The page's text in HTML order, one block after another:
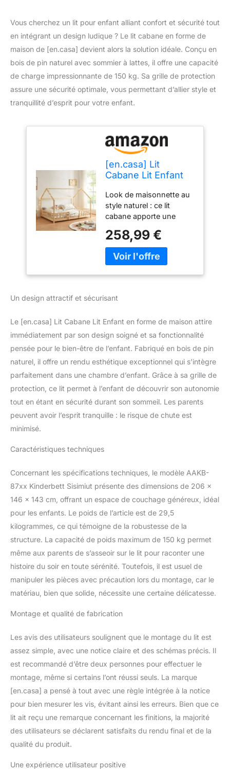
Vous cherchez un lit pour enfant alliant confort et sécurité tout
en intégrant un design ludique ? Le lit cabane en forme de
maison de [en.casa] devient alors la solution idéale. Conçu en
bois de pin naturel avec sommier à lattes, il offre une capacité
de charge impressionnante de 150 kg. Sa grille de protection
assure une sécurité optimale, vous permettant d’allier style et
tranquillité d’esprit pour votre enfant.
[en.casa] Lit
Cabane Lit Enfant
Maison avec
Sommier à Lattes
avec Grille de
Protection
Confortable
Capacité de Charge
150 kg Bois de Pin
Contreplaqué 140 x
Look de maisonnette au
style naturel : ce lit
cabane apporte une
magique à la chambre,
favorisant l’imagination
des plus petits. Bordure
clôture protège
chutes nocturnes. Un
design polyvalent et
tendance : avec ses
style intemporel, ce lit
s’intègre
harmonieusement dans
toutes les chambres
d’enfants, qu’elles soient
douces, modernes ou
permettent une
installation rapide, sans
difficulté particulière.
entretien facile : fabriqué
en bois de pin robuste
avec un sommier en
contreplaqué, ce lit
assure stabilité et
258,99 €
Un design attractif et sécurisant
Le [en.casa] Lit Cabane Lit Enfant en forme de maison attire
immédiatement par son design soigné et sa fonctionnalité
pensée pour le bien-être de l’enfant. Fabriqué en bois de pin
naturel, il offre un rendu esthétique exceptionnel qui s’intègre
parfaitement dans une chambre d’enfant. Grâce à sa grille de
protection, ce lit permet à l’enfant de découvrir son autonomie
tout en étant en sécurité durant son sommeil. Les parents
peuvent avoir l’esprit tranquille : le risque de chute est
minimisé.
Caractéristiques techniques
Concernant les spécifications techniques, le modèle AAKB-
87xx Kinderbett Sisimiut présente des dimensions de 206 x
146 x 143 cm, offrant un espace de couchage généreux, idéal
pour les enfants. Le poids de l’article est de 29,5
kilogrammes, ce qui témoigne de la robustesse de la
structure. La capacité de poids maximum de 150 kg permet
même aux parents de s’asseoir sur le lit pour raconter une
histoire du soir en toute sérénité. Toutefois, il est usuel de
manipuler les pièces avec précaution lors du montage, car le
matériau, bien que solide, nécessite une certaine délicatesse.
Montage et qualité de fabrication
Les avis des utilisateurs soulignent que le montage du lit est
assez simple, avec une notice claire et des schémas précis. Il
est recommandé d’être deux personnes pour effectuer le
montage, même si certains l’ont réussi seuls. La marque
[en.casa] a pensé à tout avec une règle intégrée à la notice
pour bien mesurer les vis, évitant ainsi les erreurs. Bien que ce
lit ait reçu une remarque concernant les finitions, la majorité
des utilisateurs se déclarent satisfaits du rendu final et de la
qualité du produit.
Une expérience utilisateur positive